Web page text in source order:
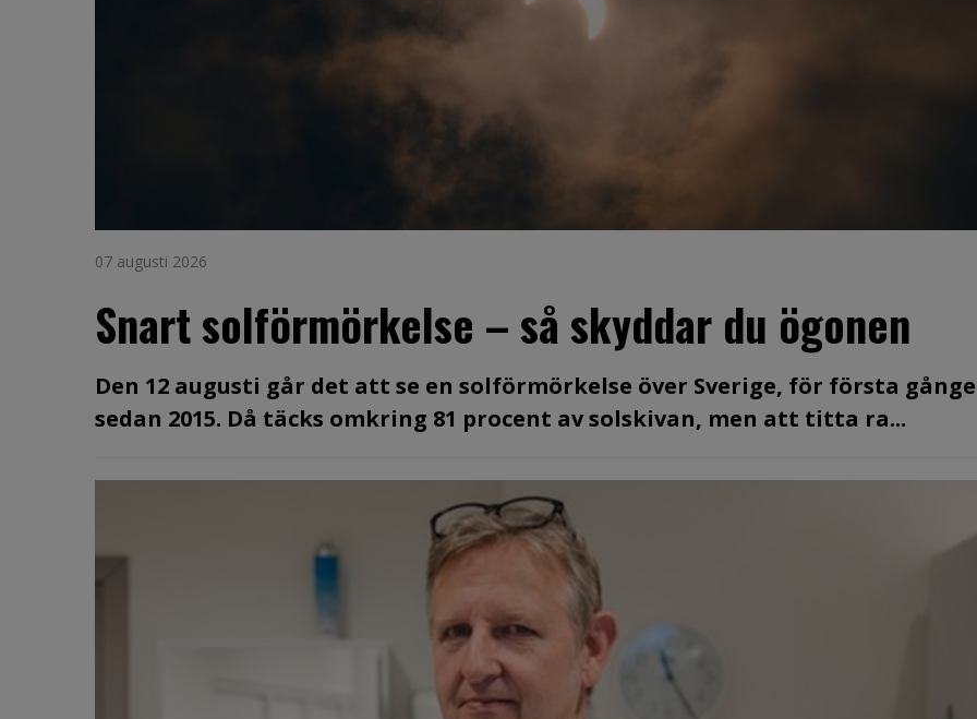
07 augusti 2026
Snart solförmörkelse – så skyddar du ögonen
Den 12 augusti går det att se en solförmörkelse över Sverige, för första
sedan 2015. Då täcks omkring 81 procent av solskivan, men att titta ra...